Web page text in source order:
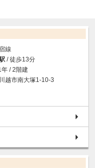
線
/ 徒歩13分
/ 2階建
越市南大塚1-10-3